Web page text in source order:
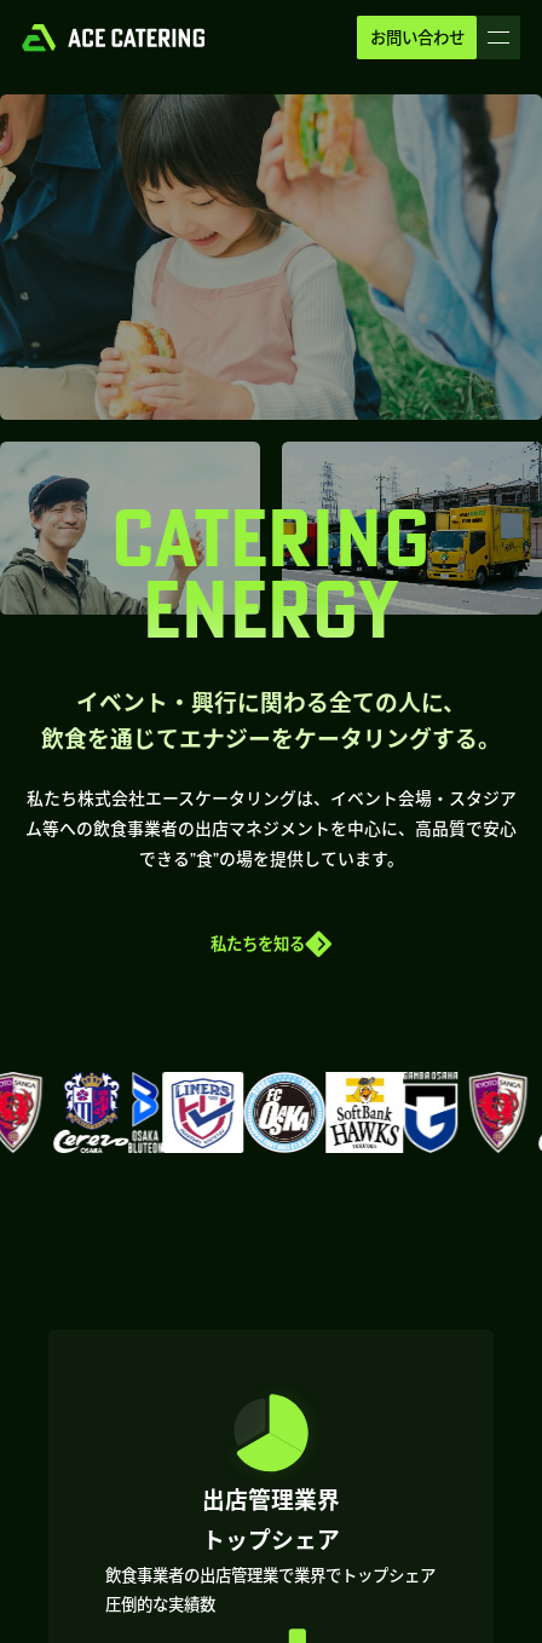
お問い合わせ
CATERING
ENERGY
イベント・興行に関わる全ての人に、
飲食を通じてエナジーをケータリングする。
私たち株式会社エースケータリングは、イベント会場・スタジア
ム等への飲食事業者の出店マネジメントを中心に、高品質で安心
できる”食”の場を提供しています。
私たちを知る
出店管理業界
トップシェア
飲食事業者の出店管理業で業界でトップシェア
圧倒的な実績数